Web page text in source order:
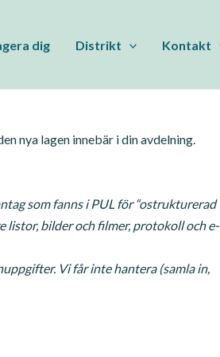
dig Distrikt Kontakt
nya lagen innebär i din avdelning.
som fanns i PUL för “ostrukturerad
listor, bilder och filmer, protokoll och e-
Vi får inte hantera (samla in,